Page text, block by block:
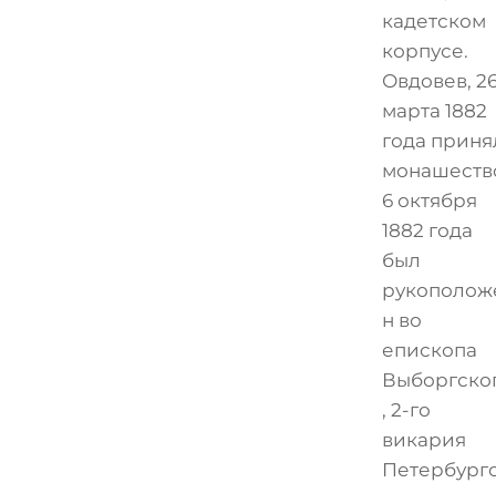
кадетском
корпусе.
Овдовев,
марта 1882
года
6 октября
1882 года
был
н во
епископа
, 2-го
викария